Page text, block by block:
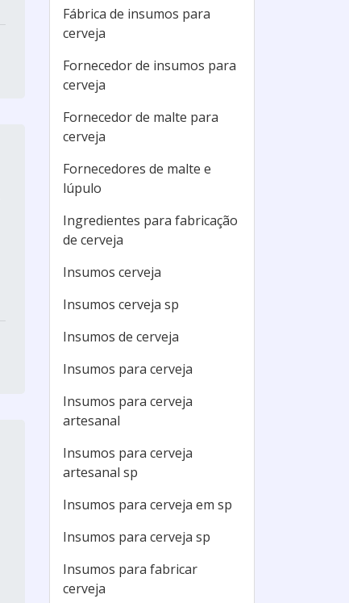
Fábrica de insumos para
cerveja
Fornecedor de insumos para
cerveja
Fornecedor de malte para
cerveja
Fornecedores de malte e
lúpulo
Ingredientes para fabricação
de cerveja
Insumos cerveja
Insumos cerveja sp
Insumos de cerveja
Insumos para cerveja
Insumos para cerveja
artesanal
Insumos para cerveja
artesanal sp
Insumos para cerveja em sp
Insumos para cerveja sp
Insumos para fabricar
cerveja